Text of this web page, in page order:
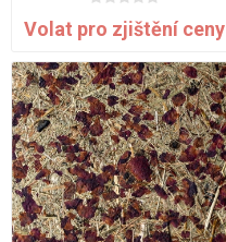
Volat pro zjištění ceny